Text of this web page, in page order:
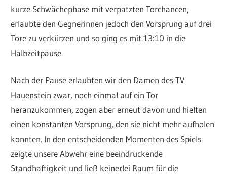
kurze Schwächephase mit verpatzten Torchancen,
erlaubte den Gegnerinnen jedoch den Vorsprung auf drei
Tore zu verkürzen und so ging es mit 13:10 in die
Halbzeitpause.
Nach der Pause erlaubten wir den Damen des TV
Hauenstein zwar, noch einmal auf ein Tor
heranzukommen, zogen aber erneut davon und hielten
einen konstanten Vorsprung, den sie nicht mehr aufholen
konnten. In den entscheidenden Momenten des Spiels
zeigte unsere Abwehr eine beeindruckende
Standhaftigkeit und ließ keinerlei Raum für die